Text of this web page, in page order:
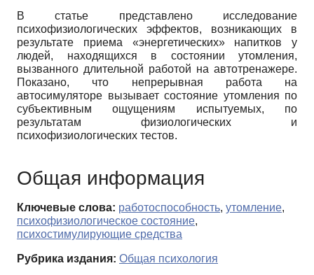
В статье представлено исследование
психофизиологических эффектов, возникающих в
результате приема «энергетических» напитков у
людей, находящихся в состоянии утомления,
вызванного длительной работой на автотренажере.
Показано, что непрерывная работа на
автосимуляторе вызывает состояние утомления по
субъективным ощущениям испытуемых, по
результатам физиологических и
психофизиологических тестов.
Общая информация
Ключевые слова: работоспособность, утомление,
психофизиологическое состояние,
психостимулирующие средства
Рубрика издания: Общая психология